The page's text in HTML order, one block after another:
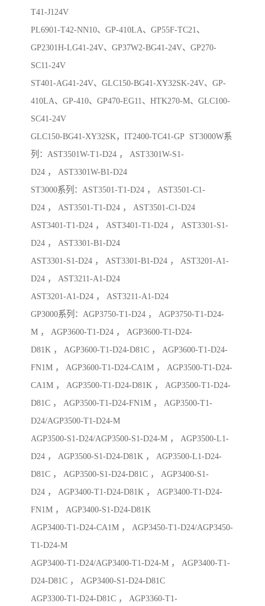
T41-J124V
PL6901-T42-NN10、GP-410LA、GP55F-TC21、
GP2301H-LG41-24V、GP37W2-BG41-24V、GP270-
SC11-24V
ST401-AG41-24V、GLC150-BG41-XY32SK-24V、GP-
410LA、GP-410、GP470-EG11、HTK270-M、GLC100-
SC41-24V
GLC150-BG41-XY32SK，IT2400-TC41-GP ST3000W系
列：AST3501W-T1-D24 ， AST3301W-S1-
D24 ， AST3301W-B1-D24
ST3000系列：AST3501-T1-D24 ， AST3501-C1-
D24 ， AST3501-T1-D24 ， AST3501-C1-D24
AST3401-T1-D24 ， AST3401-T1-D24 ， AST3301-S1-
D24 ， AST3301-B1-D24
AST3301-S1-D24 ， AST3301-B1-D24 ， AST3201-A1-
D24 ， AST3211-A1-D24
AST3201-A1-D24 ， AST3211-A1-D24
GP3000系列：AGP3750-T1-D24 ， AGP3750-T1-D24-
M ， AGP3600-T1-D24 ， AGP3600-T1-D24-
D81K ， AGP3600-T1-D24-D81C ， AGP3600-T1-D24-
FN1M ， AGP3600-T1-D24-CA1M ， AGP3500-T1-D24-
CA1M ， AGP3500-T1-D24-D81K ， AGP3500-T1-D24-
D81C ， AGP3500-T1-D24-FN1M ， AGP3500-T1-
D24/AGP3500-T1-D24-M
AGP3500-S1-D24/AGP3500-S1-D24-M ， AGP3500-L1-
D24 ， AGP3500-S1-D24-D81K ， AGP3500-L1-D24-
D81C ， AGP3500-S1-D24-D81C ， AGP3400-S1-
D24 ， AGP3400-T1-D24-D81K ， AGP3400-T1-D24-
FN1M ， AGP3400-S1-D24-D81K
AGP3400-T1-D24-CA1M ， AGP3450-T1-D24/AGP3450-
T1-D24-M
AGP3400-T1-D24/AGP3400-T1-D24-M ， AGP3400-T1-
D24-D81C ， AGP3400-S1-D24-D81C
AGP3300-T1-D24-D81C ， AGP3360-T1-